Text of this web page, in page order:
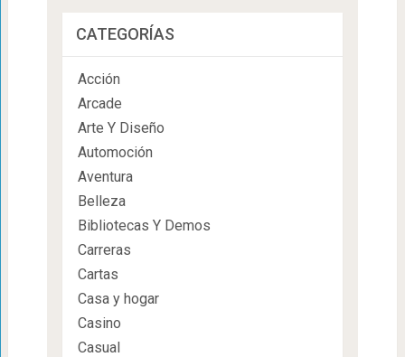
CATEGORÍAS
Acción
Arcade
Arte Y Diseño
Automoción
Aventura
Belleza
Bibliotecas Y Demos
Carreras
Cartas
Casa y hogar
Casino
Casual